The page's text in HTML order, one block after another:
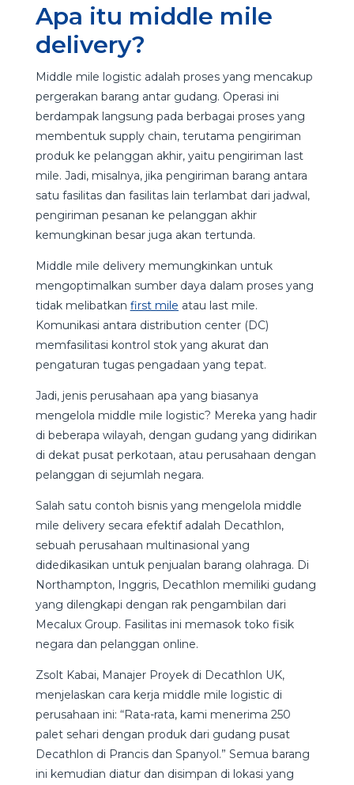
Apa itu middle mile
delivery?
Middle mile logistic adalah proses yang mencakup
pergerakan barang antar gudang. Operasi ini
berdampak langsung pada berbagai proses yang
membentuk supply chain, terutama pengiriman
produk ke pelanggan akhir, yaitu pengiriman last
mile. Jadi, misalnya, jika pengiriman barang antara
satu fasilitas dan fasilitas lain terlambat dari jadwal,
pengiriman pesanan ke pelanggan akhir
kemungkinan besar juga akan tertunda.
Middle mile delivery memungkinkan untuk
mengoptimalkan sumber daya dalam proses yang
tidak melibatkan first mile atau last mile.
Komunikasi antara distribution center (DC)
memfasilitasi kontrol stok yang akurat dan
pengaturan tugas pengadaan yang tepat.
Jadi, jenis perusahaan apa yang biasanya
mengelola middle mile logistic? Mereka yang hadir
di beberapa wilayah, dengan gudang yang didirikan
di dekat pusat perkotaan, atau perusahaan dengan
pelanggan di sejumlah negara.
Salah satu contoh bisnis yang mengelola middle
mile delivery secara efektif adalah Decathlon,
sebuah perusahaan multinasional yang
didedikasikan untuk penjualan barang olahraga. Di
Northampton, Inggris, Decathlon memiliki gudang
yang dilengkapi dengan rak pengambilan dari
Mecalux Group. Fasilitas ini memasok toko fisik
negara dan pelanggan online.
Zsolt Kabai, Manajer Proyek di Decathlon UK,
menjelaskan cara kerja middle mile logistic di
perusahaan ini: “Rata-rata, kami menerima 250
palet sehari dengan produk dari gudang pusat
Decathlon di Prancis dan Spanyol.” Semua barang
ini kemudian diatur dan disimpan di lokasi yang